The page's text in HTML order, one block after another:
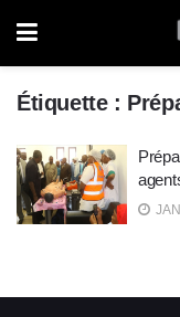
Étiquette :